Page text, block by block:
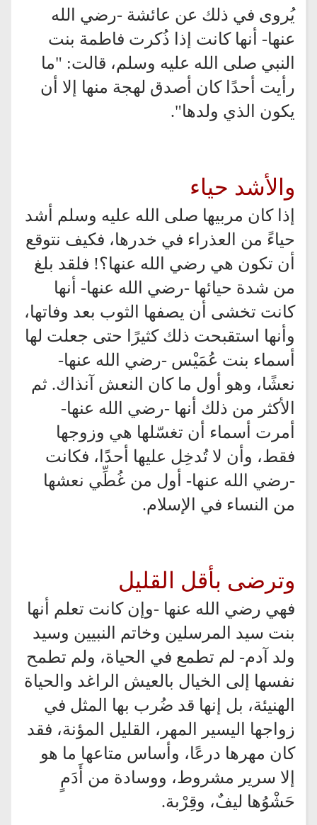
يُروى في ذلك عن عائشة -رضي الله
عنها- أنها كانت إذا ذُكرت فاطمة بنت
النبي صلى الله عليه وسلم، قالت: "ما
رأيت أحدًا كان أصدق لهجة منها إلا أن
يكون الذي ولدها".
والأشد حياء
إذا كان مربيها صلى الله عليه وسلم أشد
حياءً من العذراء في خدرها، فكيف نتوقع
أن تكون هي رضي الله عنها؟! فلقد بلغ
من شدة حيائها -رضي الله عنها- أنها
كانت تخشى أن يصفها الثوب بعد وفاتها،
وأنها استقبحت ذلك كثيرًا حتى جعلت لها
أسماء بنت عُمَيْس -رضي الله عنها-
نعشًا، وهو أول ما كان النعش آنذاك. ثم
الأكثر من ذلك أنها -رضي الله عنها-
أمرت أسماء أن تغسّلها هي وزوجها
فقط، وأن لا تُدخِل عليها أحدًا، فكانت
-رضي الله عنها- أول من غُطِّي نعشها
من النساء في الإسلام.
وترضى بأقل القليل
فهي رضي الله عنها -وإن كانت تعلم أنها
بنت سيد المرسلين وخاتم النبيين وسيد
ولد آدم- لم تطمع في الحياة، ولم تطمح
نفسها إلى الخيال بالعيش الراغد والحياة
الهنيئة، بل إنها قد ضُرب بها المثل في
زواجها اليسير المهر، القليل المؤنة، فقد
كان مهرها درعًا، وأساس متاعها ما هو
إلا سرير مشروط، ووسادة من أَدَمٍ
حَشْوُها ليفٌ، وقِرْبة.